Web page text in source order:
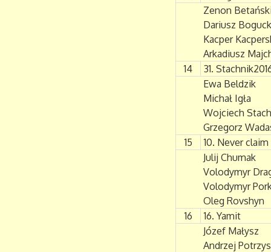
Zenon
Dariusz
Kacper
Arkadiusz
14
31.
Ewa Beldzik
Michał Igła
Wojciech
Grzegorz
15
10. Never claim
Julij Chumak
Volodymyr
Volodymyr
Oleg Rovshyn
16
16. Yamit
Józef Małysz
Andrzej